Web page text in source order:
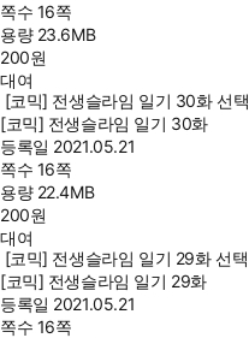
쪽수 16쪽
용량 23.6MB
200원
대여
[코믹] 전생슬라임 일기 30화 선택
[코믹] 전생슬라임 일기 30화
등록일 2021.05.21
쪽수 16쪽
용량 22.4MB
200원
대여
[코믹] 전생슬라임 일기 29화 선택
[코믹] 전생슬라임 일기 29화
등록일 2021.05.21
쪽수 16쪽